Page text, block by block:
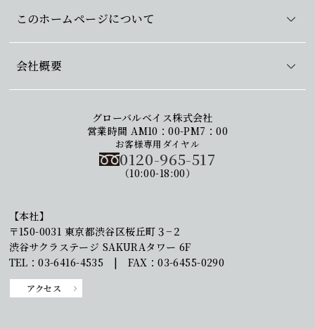
このホームページについて
会社概要
グローバルベイス株式会社
営業時間 AM10：00-PM7：00
お客様専用ダイヤル
0120-965-517
（10:00-18:00）
【本社】
〒150-0031 東京都渋谷区桜丘町３−２
渋谷サクラステージ SAKURAタワー 6F
TEL：03-6416-4535 | FAX：03-6455-0290
アクセス